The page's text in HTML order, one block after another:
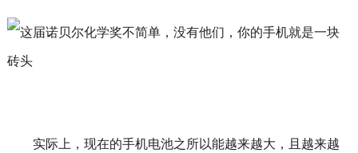
实际上，现在的手机电池之所以能越来越大，且越来越